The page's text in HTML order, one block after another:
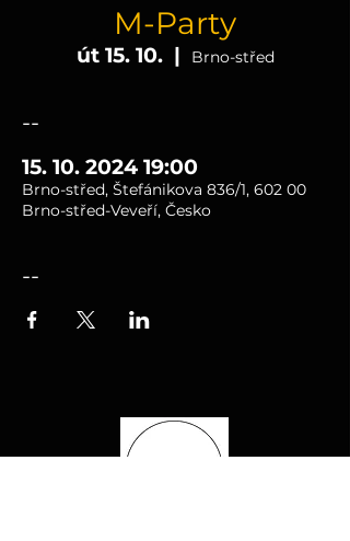
M-Party
út 15. 10.
  |
Brno-střed
--
15. 10. 2024 19:00
Brno-střed, Štefánikova 836/1, 602 00
Brno-střed-Veveří, Česko
--